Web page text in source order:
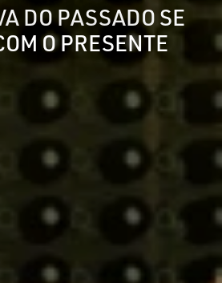
DO PASSADO SE
O PRESENTE